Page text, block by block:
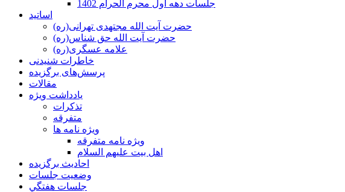
جلسات دهه اول محرم الحرام 1402
اساتید
حضرت آیت الله مجتهدی تهرانی(ره)
حضرت آیت الله حق شناس(ره)
علامه عسگری(ره)
خاطرات شنیدنی
پرسش‌های برگزیده
مقالات
یادداشت ویژه
تذكرات
متفرقه
ويژه نامه ها
ويژه نامه متفرقه
اهل بيت عليهم السلام
احادیث برگزیده
وضعیت جلسات
جلسات هفتگي